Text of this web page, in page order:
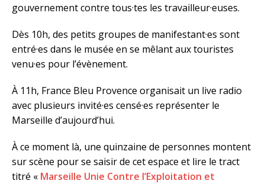
gouvernement contre tous·tes les travailleur·euses.
Dès 10h, des petits groupes de manifestant·es sont
entré·es dans le musée en se mêlant aux touristes
venu·es pour l’évènement.
À 11h, France Bleu Provence organisait un live radio
avec plusieurs invité·es censé·es représenter le
Marseille d’aujourd’hui.
À ce moment là, une quinzaine de personnes montent
sur scène pour se saisir de cet espace et lire le tract
titré « Marseille Unie Contre l’Exploitation et